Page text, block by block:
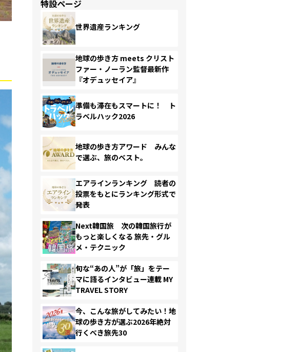
特設ページ
世界遺産ランキング
地球の歩き方 meets クリスト
ファー・ノーラン監督最新作
『オデュッセイア』
準備も滞在もスマートに！ ト
ラベルハック2026
地球の歩き方アワード みんな
で選ぶ、旅のベスト。
エアラインランキング 読者の
投票をもとにランキング形式で
発表
Next韓国旅 次の韓国旅行が
もっと楽しくなる 旅先・グル
メ・テクニック
旬な“あの人”が「旅」をテー
マに語るインタビュー連載 MY
TRAVEL STORY
今、こんな旅がしてみたい！地
球の歩き方が選ぶ2026年絶対
行くべき旅先30